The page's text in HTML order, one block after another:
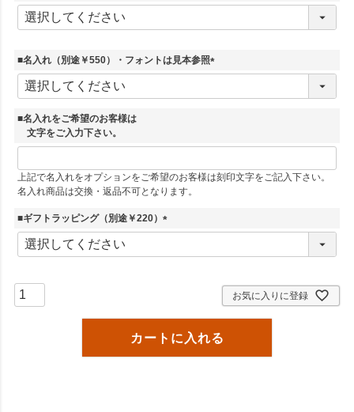
(
必
)
■名入れ（別途￥550）・フォントは見本参照
(
■名入れをご希望のお客様は
文字をご入力下さい。
上記で名入れをオプションをご希望のお客様は刻印文字をご記入下さい。
名入れ商品は交換・返品不可となります。
■ギフトラッピング（別途￥220）
(
お気に入りに登録
カートに入れる